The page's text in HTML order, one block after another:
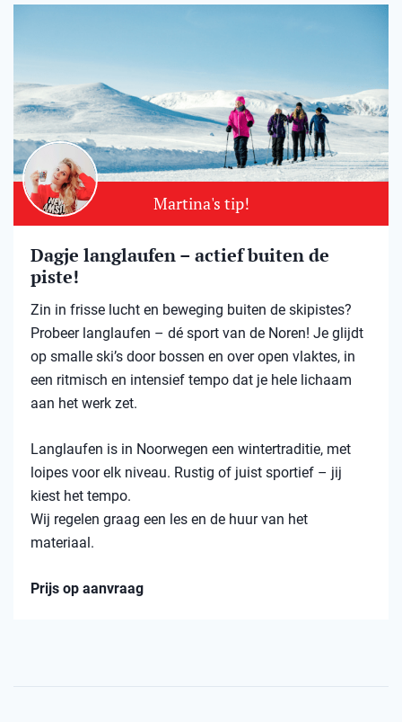
Martina's tip!
Dagje langlaufen – actief buiten de
piste!
Zin in frisse lucht en beweging buiten de skipistes?
Probeer langlaufen – dé sport van de Noren! Je glijdt
op smalle ski’s door bossen en over open vlaktes, in
een ritmisch en intensief tempo dat je hele lichaam
aan het werk zet.
Langlaufen is in Noorwegen een wintertraditie, met
loipes voor elk niveau. Rustig of juist sportief – jij
kiest het tempo.
Wij regelen graag een les en de huur van het
materiaal.
Prijs op aanvraag